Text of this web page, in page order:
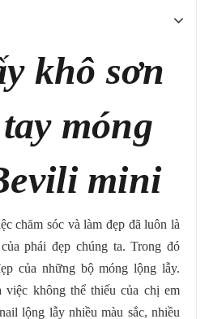
khô sơn
móng
mini
sóc và làm đẹp đã luôn là
phái đẹp chúng ta. Trong đó
của những bộ móng lộng lẫy.
việc không thể thiếu của chị em
lộng lẫy nhiều màu sắc, nhiều